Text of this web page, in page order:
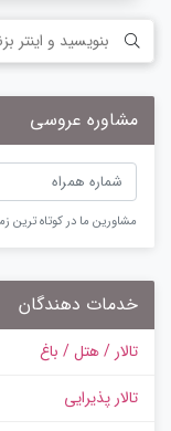
مشاوره عروسی
مشاورین ما در کوتاه ترین
خدمات دهندگان
تالار / هتل / باغ
تالار پذیرایی